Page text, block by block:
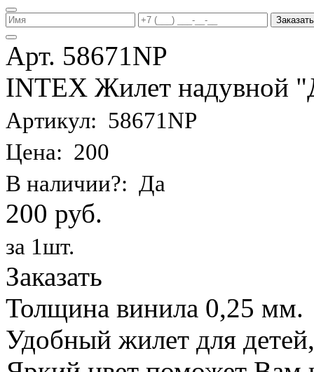
Заказать
Арт. 58671NP
INTEX Жилет надувной
Артикул: 58671NP
Цена: 200
В наличии?: Да
200 руб.
за 1шт.
Заказать
Толщина винила 0,25 мм.
Удобный жилет для